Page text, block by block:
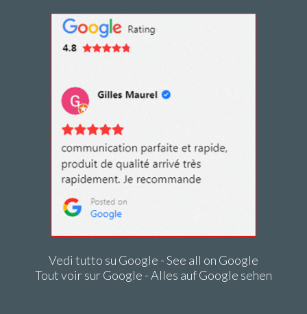
Vedi tutto su Google - See all on Google
Tout voir sur Google - Alles auf Google sehen